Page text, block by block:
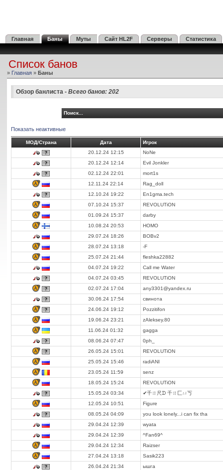
Главная Баны Муты Сайт HL2F Серверы Статистика
Список банов
» Главная » Баны
Обзор банлиста - Всего банов: 202
Поиск...
Показать неактивные
МОД/Страна Дата
Игрок
20.12.24 12:15
NoNe
20.12.24 12:14
Evil Jonkler
02.12.24 22:01
mort1s
12.11.24 22:14
Rag_doll
12.10.24 19:22
En1gma.tech
07.10.24 15:37
REVOLUTiON
01.09.24 15:37
darby
10.08.24 20:53
HOMO
29.07.24 18:26
BOBv2
28.07.24 13:18
-F
25.07.24 21:44
fleshka22882
04.07.24 19:22
Call me Water
04.07.24 03:45
REVOLUTiON
02.07.24 17:04
any3301@yandex.ru
30.06.24 17:54
свинота
24.06.24 19:12
Pozzitifon
19.06.24 23:21
zAleksey.80
11.06.24 01:32
gagga
08.06.24 07:47
0ph_
26.05.24 15:01
REVOLUTiON
25.05.24 15:46
radiANI
23.05.24 11:59
senz
18.05.24 15:24
REVOLUTiON
15.05.24 03:34
✔千ㄖ尺ᗪ 千ㄖ匚ㄩ丂
12.05.24 10:51
Figure
08.05.24 04:09
you look lonely...i can fix tha
29.04.24 12:39
wyata
29.04.24 12:39
^Fan69^
29.04.24 12:34
Raizser
27.04.24 13:18
Sasik223
26.04.24 21:34
ышга